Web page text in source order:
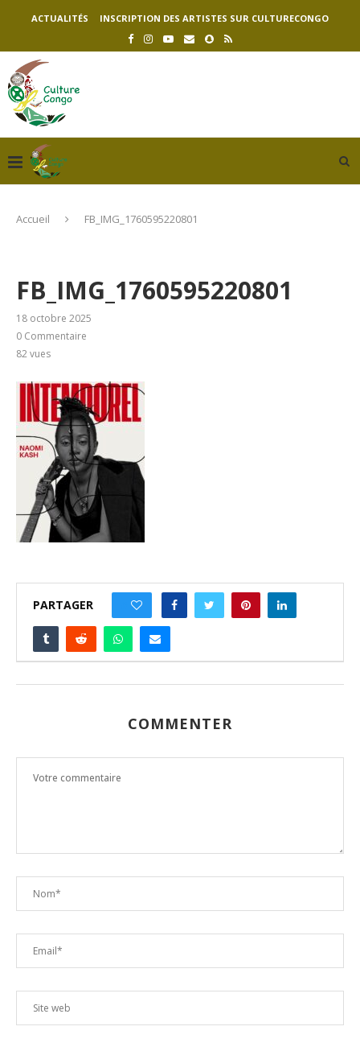
ACTUALITÉS INSCRIPTION DES ARTISTES SUR CULTURECONGO
Accueil FB_IMG_1760595220801
FB_IMG_1760595220801
18 octobre 2025
0 Commentaire
82vues
PARTAGER
COMMENTER